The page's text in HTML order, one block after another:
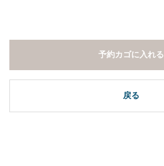
戻る
予約カゴに入れる